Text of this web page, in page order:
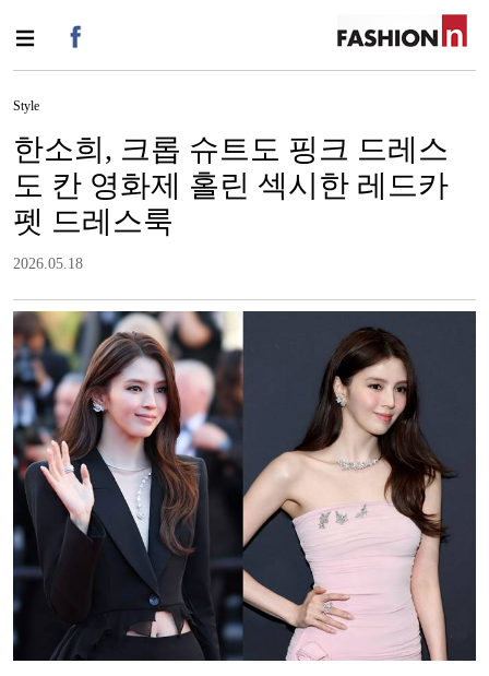
Style
한소희, 크롭 슈트도 핑크 드레스
도 칸 영화제 홀린 섹시한 레드카
펫 드레스룩
2026.05.18